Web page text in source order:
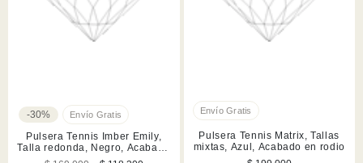
-30%
Pulsera Tennis Imber Emily,
Talla redonda, Negro, Acabado
en tono oro rosa
Pulsera Tennis Matrix, Tallas
mixtas, Azul, Acabado en rodio